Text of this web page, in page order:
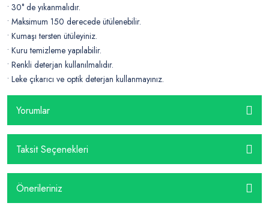
• 30° de yıkanmalıdır.
• Maksimum 150 derecede ütülenebilir.
• Kumaşı tersten ütüleyiniz.
• Kuru temizleme yapılabilir.
• Renkli deterjan kullanılmalıdır.
• Leke çıkarıcı ve optik deterjan kullanmayınız.
Yorumlar
Taksit Seçenekleri
Önerileriniz